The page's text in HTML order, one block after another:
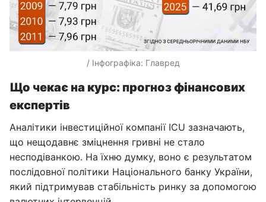
/ Інфографіка: Главред
Що чекає на курс: прогноз фінансових
експертів
Аналітики інвестиційної компанії ICU зазначають,
що нещодавнє зміцнення гривні не стало
несподіванкою. На їхню думку, воно є результатом
послідовної політики Національного банку України,
який підтримував стабільність ринку за допомогою